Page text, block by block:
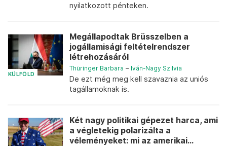
nyilatkozott pénteken.
KÜLFÖLD
Megállapodtak Brüsszelben a
jogállamisági feltételrendszer
létrehozásáról
Thüringer Barbara – Iván-Nagy Szilvia
De ezt még meg kell szavaznia az uniós
tagállamoknak is.
Két nagy politikai gépezet harca, ami
a végletekig polarizálta a
véleményeket: mi az amerikai...